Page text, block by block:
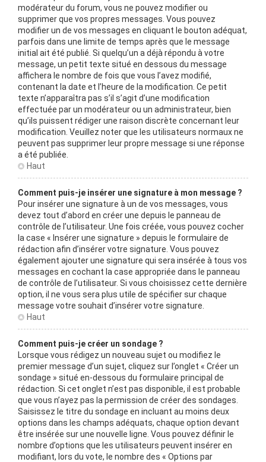
modérateur du forum, vous ne pouvez modifier ou
supprimer que vos propres messages. Vous pouvez
modifier un de vos messages en cliquant le bouton adéquat,
parfois dans une limite de temps après que le message
initial ait été publié. Si quelqu’un a déjà répondu à votre
message, un petit texte situé en dessous du message
affichera le nombre de fois que vous l’avez modifié,
contenant la date et l’heure de la modification. Ce petit
texte n’apparaîtra pas s’il s’agit d’une modification
effectuée par un modérateur ou un administrateur, bien
qu’ils puissent rédiger une raison discrète concernant leur
modification. Veuillez noter que les utilisateurs normaux ne
peuvent pas supprimer leur propre message si une réponse
a été publiée.
Haut
Comment puis-je insérer une signature à mon message ?
Pour insérer une signature à un de vos messages, vous
devez tout d’abord en créer une depuis le panneau de
contrôle de l’utilisateur. Une fois créée, vous pouvez cocher
la case « Insérer une signature » depuis le formulaire de
rédaction afin d’insérer votre signature. Vous pouvez
également ajouter une signature qui sera insérée à tous vos
messages en cochant la case appropriée dans le panneau
de contrôle de l’utilisateur. Si vous choisissez cette dernière
option, il ne vous sera plus utile de spécifier sur chaque
message votre souhait d’insérer votre signature.
Haut
Comment puis-je créer un sondage ?
Lorsque vous rédigez un nouveau sujet ou modifiez le
premier message d’un sujet, cliquez sur l’onglet « Créer un
sondage » situé en-dessous du formulaire principal de
rédaction. Si cet onglet n’est pas disponible, il est probable
que vous n’ayez pas la permission de créer des sondages.
Saisissez le titre du sondage en incluant au moins deux
options dans les champs adéquats, chaque option devant
être insérée sur une nouvelle ligne. Vous pouvez définir le
nombre d’options que les utilisateurs peuvent insérer en
modifiant, lors du vote, le nombre des « Options par